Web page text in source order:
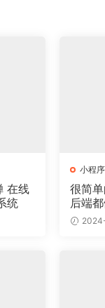
在线
统
小程序
很简
后端